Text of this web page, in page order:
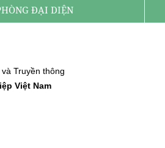
ĐẠI DIỆN
Truyền thông
Việt Nam